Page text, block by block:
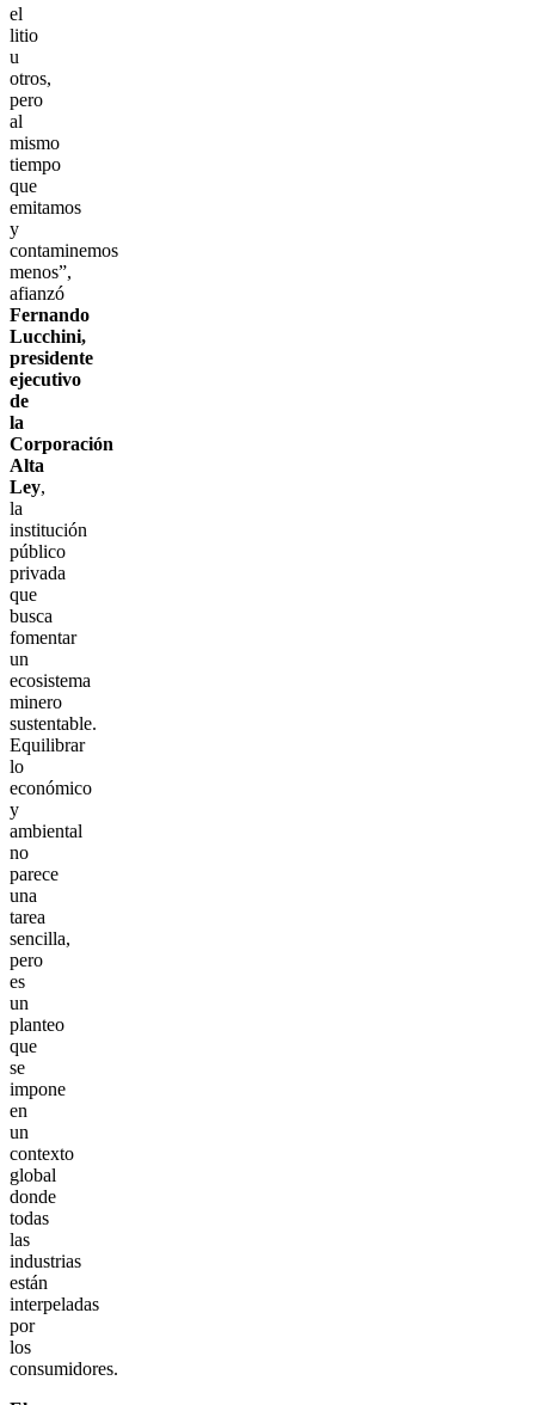
el
litio
u
otros,
pero
al
mismo
tiempo
que
emitamos
y
contaminemos
menos”,
afianzó
Fernando
Lucchini,
presidente
ejecutivo
de
la
Corporación
Alta
Ley,
la
institución
público
privada
que
busca
fomentar
un
ecosistema
minero
sustentable.
Equilibrar
lo
económico
y
ambiental
no
parece
una
tarea
sencilla,
pero
es
un
planteo
que
se
impone
en
un
contexto
global
donde
todas
las
industrias
están
interpeladas
por
los
consumidores.